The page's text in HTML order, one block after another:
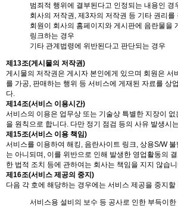
범죄적 행위에 결부된다고 인정되는 내용인 경
회사의 저작권, 제3자의 저작권 등 기타 권리를
회원이 회사의 홈페이지와 게시판에 음란물을
링크하는 경우
기타 관계법령에 위반된다고 판단되는 경우
제13조(게시물의 저작권)
게시물의 저작권은 게시자 본인에게 있으며 회원은 서
를 가공, 판매하는 행위 등 서비스에 게재된 자료를 상
다.
제14조(서비스 이용시간)
서비스의 이용은 업무상 또는 기술상 특별한 지장이
을 원칙으로 합니다. 다만 정기 점검 등의 사유 발생시
제15조(서비스 이용 책임)
서비스를 이용하여 해킹, 음란사이트 링크, 상용S/W
는 아니되며, 이를 위반으로 인해 발생한 영업활동의
한 법적 조치 등에 관하여는 회사는 책임을 지지 않습
제16조(서비스 제공의 중지)
다음 각 호에 해당하는 경우에는 서비스 제공을 중지할
서비스용 설비의 보수 등 공사로 인한 부득이한